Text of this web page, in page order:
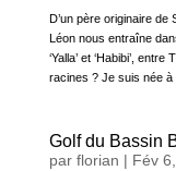
D’un père originaire de
Léon nous entraîne
‘Yalla’ et ‘Habibi’,
racines ? Je suis née à
Golf du Bassin
par florian | Fév